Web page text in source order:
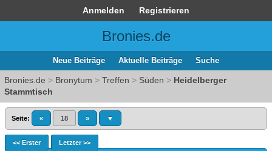
Anmelden Registrieren
Bronies.de
Neue Beiträge Aktuelle Beiträge Suche
Bronies.de > Bronytum > Treffen > Süden > Heidelberger
Stammtisch
Seite: « 18 » ▼
<< Erster Letzter >>